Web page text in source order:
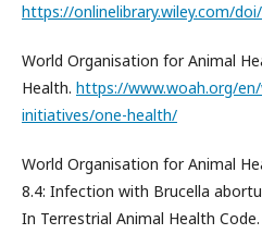
https://onlinelibrary.wiley.com/
World Organisation for Animal
Health. https://www.woah.org/
initiatives/one-health/
World Organisation for Animal
8.4: Infection with Brucella
In Terrestrial Animal Health Code.